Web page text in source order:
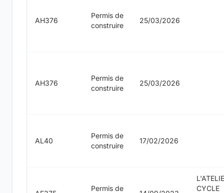
AH376
Permis de
construire
25/03/2026
AH376
Permis de
construire
25/03/2026
AL40
Permis de
construire
17/02/2026
Permis de
CYCLE